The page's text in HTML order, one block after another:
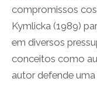
compromissos
Kymlicka (1989)
em diversos
conceitos como
autor defende